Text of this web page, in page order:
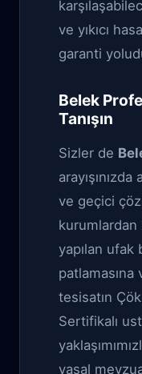
ve yıkıcı
garanti
Belek
Tanışın
Sizler de
ve geçici
kurumlardan
yapılan ufak
patlamasına
tesisatın
Sertifikalı
yasal